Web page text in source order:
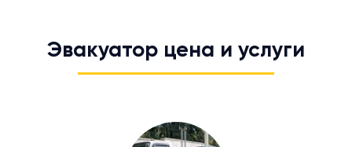
Эвакуатор цена и услуги